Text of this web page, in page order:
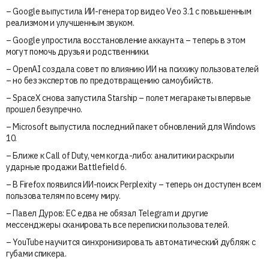
– Google выпустила ИИ-генератор видео Veo 3.1 с повышенным
реализмом и улучшенным звуком.
– Google упростила восстановление аккаунта – теперь в этом
могут помочь друзья и родственники.
– OpenAI создала совет по влиянию ИИ на психику пользователей
– но без экспертов по предотвращению самоубийств.
– SpaceX снова запустила Starship – полет мегаракеты впервые
прошел безупречно.
– Microsoft выпустила последний пакет обновлений для Windows
10.
– Ближе к Call of Duty, чем когда-либо: аналитики раскрыли
ударные продажи Battlefield 6.
– В Firefox появился ИИ-поиск Perplexity – теперь он доступен всем
пользователям по всему миру.
– Павел Дуров: ЕС едва не обязал Telegram и другие
мессенджеры сканировать все переписки пользователей.
– YouTube научится синхронизировать автоматический дубляж с
губами спикера.